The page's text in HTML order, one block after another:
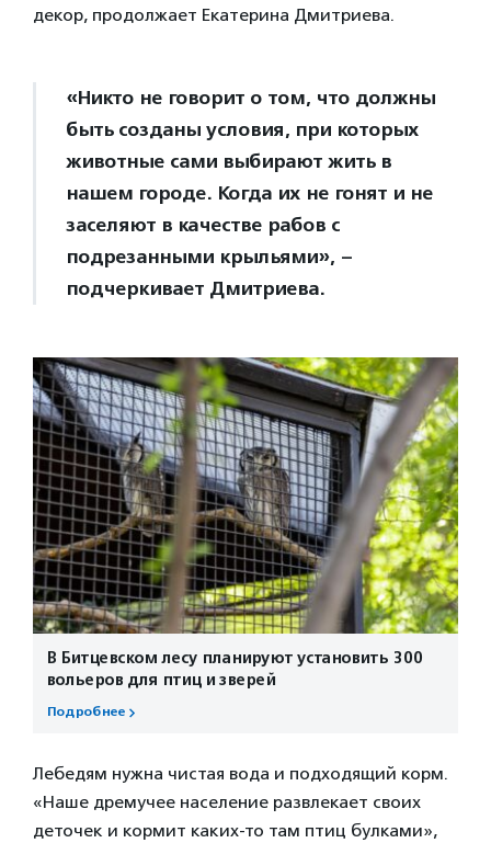
декор, продолжает Екатерина Дмитриева.
«Никто не говорит о том, что должны
быть созданы условия, при которых
животные сами выбирают жить в
нашем городе. Когда их не гонят и не
заселяют в качестве рабов с
подрезанными крыльями», –
подчеркивает Дмитриева.
В Битцевском лесу планируют установить 300
вольеров для птиц и зверей
Подробнее
Лебедям нужна чистая вода и подходящий корм.
«Наше дремучее население развлекает своих
деточек и кормит каких-то там птиц булками»,